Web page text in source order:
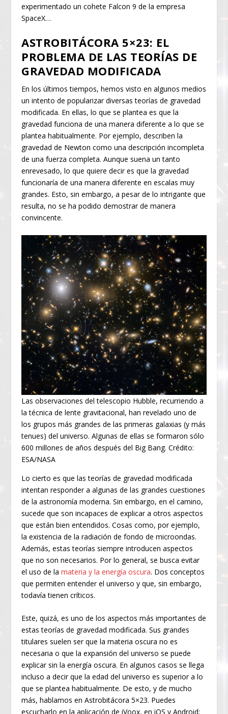
experimentado un cohete Falcon 9 de la empresa
SpaceX…
ASTROBITÁCORA 5×23: EL
PROBLEMA DE LAS TEORÍAS DE
GRAVEDAD MODIFICADA
En los últimos tiempos, hemos visto en algunos medios
un intento de popularizar diversas teorías de gravedad
modificada. En ellas, lo que se plantea es que la
gravedad funciona de una manera diferente a lo que se
plantea habitualmente. Por ejemplo, describen la
gravedad de Newton como una descripción incompleta
de una fuerza completa. Aunque suena un tanto
enrevesado, lo que quiere decir es que la gravedad
funcionaría de una manera diferente en escalas muy
grandes. Esto, sin embargo, a pesar de lo intrigante que
resulta, no se ha podido demostrar de manera
convincente.
Las observaciones del telescopio Hubble, recurriendo a
la técnica de lente gravitacional, han revelado uno de
los grupos más grandes de las primeras galaxias (y más
tenues) del universo. Algunas de ellas se formaron sólo
600 millones de años después del Big Bang. Crédito:
ESA/NASA
Lo cierto es que las teorías de gravedad modificada
intentan responder a algunas de las grandes cuestiones
de la astronomía moderna. Sin embargo, en el camino,
sucede que son incapaces de explicar a otros aspectos
que están bien entendidos. Cosas como, por ejemplo,
la existencia de la radiación de fondo de microondas.
Además, estas teorías siempre introducen aspectos
que no son necesarios. Por lo general, se busca evitar
el uso de lamateria y la energía oscura. Dos conceptos
que permiten entender el universo y que, sin embargo,
todavía tienen críticos.
Este, quizá, es uno de los aspectos más importantes de
estas teorías de gravedad modificada. Sus grandes
titulares suelen ser que la materia oscura no es
necesaria o que la expansión del universo se puede
explicar sin la energía oscura. En algunos casos se llega
incluso a decir que la edad del universo es superior a lo
que se plantea habitualmente. De esto, y de mucho
más, hablamos en Astrobitácora 5×23. Puedes
escucharlo en la aplicación de iVoox, en iOS y Android;